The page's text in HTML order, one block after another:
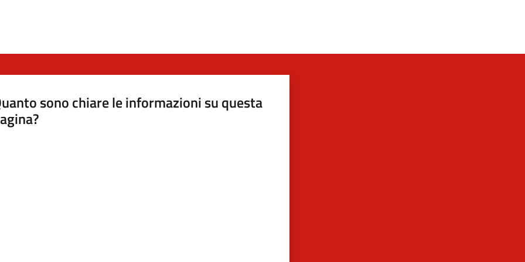
sono chiare le informazioni su questa